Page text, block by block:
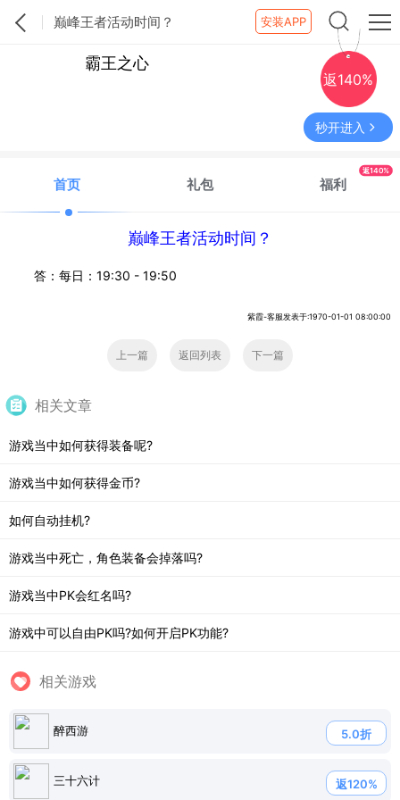
巅峰王者活动时间？ 安装APP
霸王之心
返140%
秒开进入
首页 礼包 福利
返140%
巅峰王者活动时间？
答：每日：19:30 - 19:50
紫霞-客服发表于:1970-01-01 08:00:00
上一篇 返回列表 下一篇
相关文章
游戏当中如何获得装备呢?
游戏当中如何获得金币?
如何自动挂机?
游戏当中死亡，角色装备会掉落吗?
游戏当中PK会红名吗?
游戏中可以自由PK吗?如何开启PK功能?
相关游戏
醉西游 5.0折
三十六计 返120%